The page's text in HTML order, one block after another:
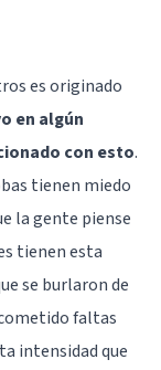
es originado
en algún
con esto.
tienen miedo
la gente piense
tienen esta
se burlaron de
faltas
intensidad que